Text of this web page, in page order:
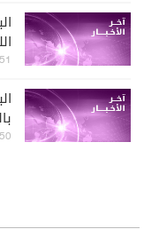
07
08-07